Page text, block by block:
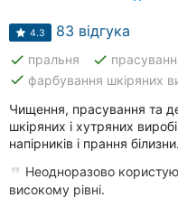
4.3 83 відгука
done пральня done
done фарбування шкіряних
Чищення, прасування та
шкіряних і хутряних
напірників і прання білизни.
Неодноразово
високому рівні.